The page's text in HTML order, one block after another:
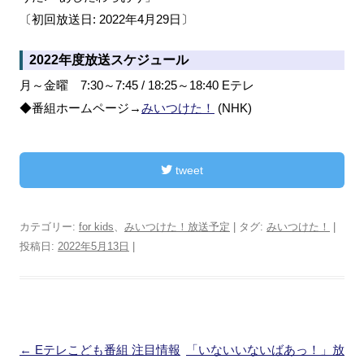
〔初回放送日: 2022年4月29日〕
2022年度放送スケジュール
月～金曜 7:30～7:45 / 18:25～18:40 Eテレ
◆番組ホームページ→みいつけた！ (NHK)
tweet
カテゴリー: for kids みいつけた！放送予定 | タグ: みいつけた！
|
投稿日: 2022年5月13日 |
投
← Eテレこども番組 注目情報
「いないいないばあっ！」放